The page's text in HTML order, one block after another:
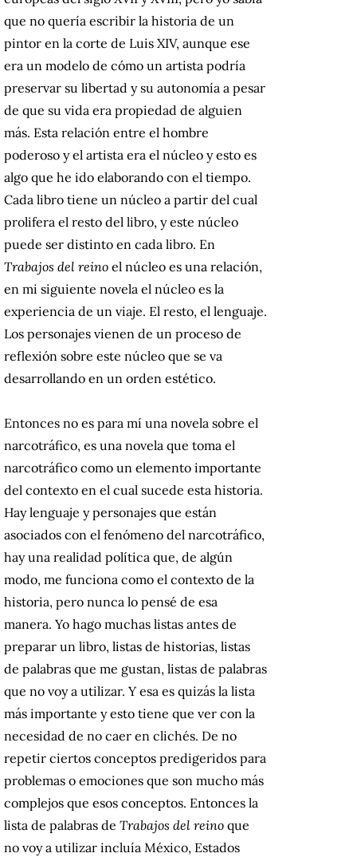
que no quería escribir la historia de un
pintor en la corte de Luis XIV, aunque ese
era un modelo de cómo un artista podría
preservar su libertad y su autonomía a pesar
de que su vida era propiedad de alguien
más. Esta relación entre el hombre
poderoso y el artista era el núcleo y esto es
algo que he ido elaborando con el tiempo.
Cada libro tiene un núcleo a partir del cual
prolifera el resto del libro, y este núcleo
puede ser distinto en cada libro. En
Trabajos del reino el núcleo es una relación,
en mi siguiente novela el núcleo es la
experiencia de un viaje. El resto, el lenguaje.
Los personajes vienen de un proceso de
reflexión sobre este núcleo que se va
desarrollando en un orden estético.
Entonces no es para mí una novela sobre el
narcotráfico, es una novela que toma el
narcotráfico como un elemento importante
del contexto en el cual sucede esta historia.
Hay lenguaje y personajes que están
asociados con el fenómeno del narcotráfico,
hay una realidad política que, de algún
modo, me funciona como el contexto de la
historia, pero nunca lo pensé de esa
manera. Yo hago muchas listas antes de
preparar un libro, listas de historias, listas
de palabras que me gustan, listas de palabras
que no voy a utilizar. Y esa es quizás la lista
más importante y esto tiene que ver con la
necesidad de no caer en clichés. De no
repetir ciertos conceptos predigeridos para
problemas o emociones que son mucho más
complejos que esos conceptos. Entonces la
lista de palabras de Trabajos del reino que
no voy a utilizar incluía México, Estados